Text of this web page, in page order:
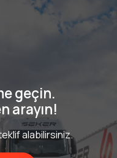
geçin.
arayın!
alabilirsiniz.